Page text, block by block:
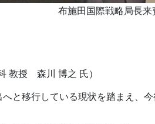
布施田国際戦略局長来
教授 森川 博之 氏）
移行している現状を踏まえ、今